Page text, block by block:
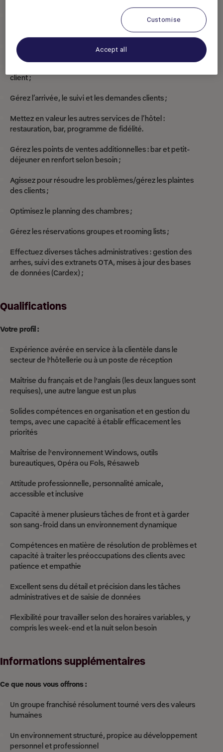
Gérez les réservations par e-mail ou téléphone avec
Gérez les départs clients, la facturation, l’encaissement ;
client ;
Gérez l’arrivée, le suivi et les demandes clients ;
Mettez en valeur les autres services de l’hôtel :
restauration, bar, programme de fidélité.
Gérez les points de ventes additionnelles : bar et petit-
déjeuner en renfort selon besoin ;
Agissez pour résoudre les problèmes/gérez les plaintes
des clients ;
Optimisez le planning des chambres ;
Gérez les réservations groupes et rooming lists ;
Effectuez diverses tâches administratives : gestion des
arrhes, suivi des extranets OTA, mises à jour des bases
de données (Cardex) ;
Qualifications
Votre profil :
Expérience avérée en service à la clientèle dans le
secteur de l'hôtellerie ou à un poste de réception
Maîtrise du français et de l'anglais (les deux langues sont
requises), une autre langue est un plus
Solides compétences en organisation et en gestion du
temps, avec une capacité à établir efficacement les
priorités
Maîtrise de l'environnement Windows, outils
bureautiques, Opéra ou Fols, Résaweb
Attitude professionnelle, personnalité amicale,
accessible et inclusive
Capacité à mener plusieurs tâches de front et à garder
son sang-froid dans un environnement dynamique
Compétences en matière de résolution de problèmes et
capacité à traiter les préoccupations des clients avec
patience et empathie
Excellent sens du détail et précision dans les tâches
administratives et de saisie de données
Flexibilité pour travailler selon des horaires variables, y
compris les week-end et la nuit selon besoin
Informations supplémentaires
Ce que nous vous offrons :
Un groupe franchisé résolument tourné vers des valeurs
humaines
Un environnement structuré, propice au développement
personnel et professionnel
Customise
Accept all